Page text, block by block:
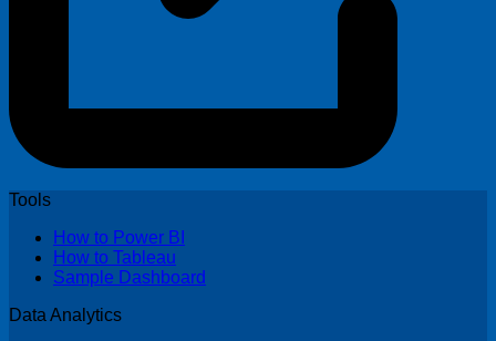
Tools
How to Power BI
How to Tableau
Sample Dashboard
Data Analytics